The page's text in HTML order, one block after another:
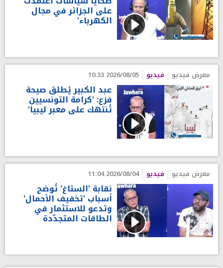
على الجزائر في مجال
الكهرباء'
معرض فيديو فيديو 2026/08/05 10:33
عبد الكبير يُطلق صيحة
فزع: 'كرامة التونسيين
تُنتهك على معبر ليبيا'
معرض فيديو فيديو 2026/08/04 11:04
نقابة 'الستاغ' تُوضح
أسباب 'تخفيف الأحمال'
وتدعو للاستثمار في
الطاقات المتجدّدة